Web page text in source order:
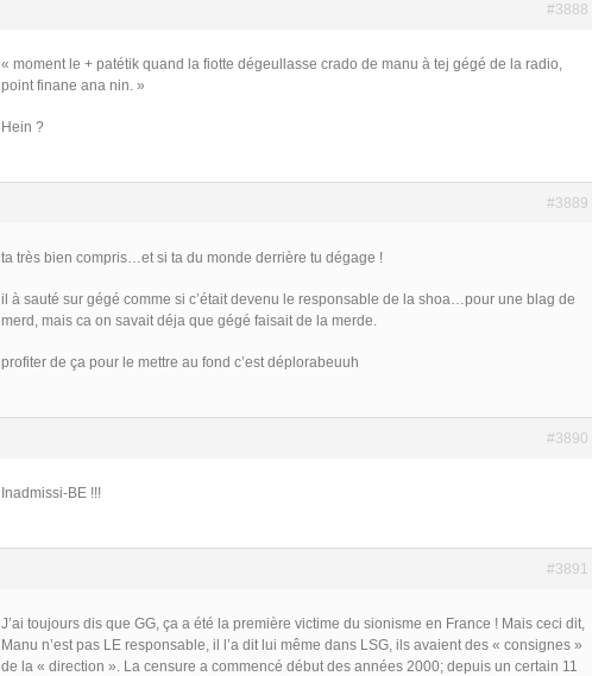
#3888
« moment le + patétik quand la fiotte dégeullasse crado de manu à tej gégé de la radio,
point finane ana nin. »
Hein ?
#3889
ta très bien compris…et si ta du monde derrière tu dégage !
il à sauté sur gégé comme si c’était devenu le responsable de la shoa…pour une blag de
merd, mais ca on savait déja que gégé faisait de la merde.
profiter de ça pour le mettre au fond c’est déplorabeuuh
#3890
Inadmissi-BE !!!
#3891
J’ai toujours dis que GG, ça a été la première victime du sionisme en France ! Mais ceci dit,
Manu n’est pas LE responsable, il l’a dit lui même dans LSG, ils avaient des « consignes »
de la « direction ». La censure a commencé début des années 2000; depuis un certain 11